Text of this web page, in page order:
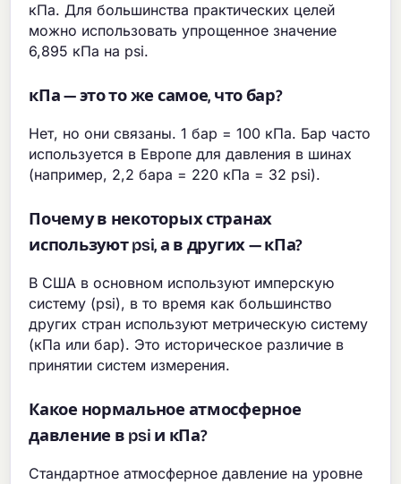
кПа. Для большинства практических целей
можно использовать упрощенное значение
6,895 кПа на psi.
кПа — это то же самое, что бар?
Нет, но они связаны. 1 бар = 100 кПа. Бар часто
используется в Европе для давления в шинах
(например, 2,2 бара = 220 кПа = 32 psi).
Почему в некоторых странах
используют psi, а в других — кПа?
В США в основном используют имперскую
систему (psi), в то время как большинство
других стран используют метрическую систему
(кПа или бар). Это историческое различие в
принятии систем измерения.
Какое нормальное атмосферное
давление в psi и кПа?
Стандартное атмосферное давление на уровне